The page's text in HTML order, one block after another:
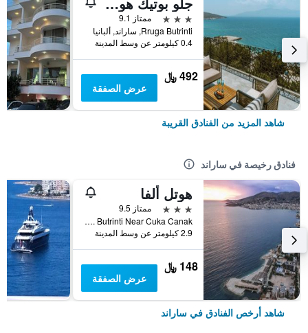
3 نجوم
ممتاز 9.1
Rruga Butrinti, ساراند, ألبانيا
0.4 كيلومتر عن وسط المدينة
492 ﷼
عرض الصفقة
شاهد المزيد من الفنادق القريبة
فنادق رخيصة في ساراند
هوتل ألفا
3 نجوم
ممتاز 9.5
Rruga. Butrinti Near Cuka Canak, ساراند, ألبانيا
2.9 كيلومتر عن وسط المدينة
148 ﷼
عرض الصفقة
شاهد أرخص الفنادق في ساراند